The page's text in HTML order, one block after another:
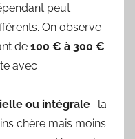
peut
On observe
de 100 € à 300 €
avec
ou intégrale : la
chère mais moins